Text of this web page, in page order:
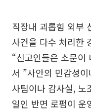
직장내 괴롭힘 외부
사건을 다수 처리한
“신고인들은 소문이
서 ”사안의 민감성
사팀이나 감사실, 노
일인 반면 로펌이 운